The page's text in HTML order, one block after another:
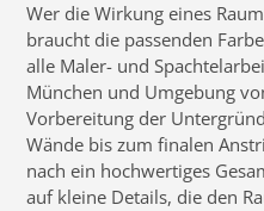
Wer die Wirkung eines
braucht die passenden
alle Maler- und
München und Umgebung
Vorbereitung der
Wände bis zum finalen
nach ein hochwertiges
auf kleine Details, die den